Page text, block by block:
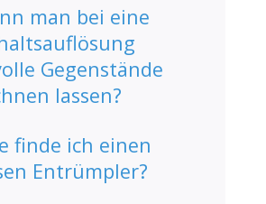
man bei eine
Gegenstände
lassen?
finde ich einen
Entrümpler?